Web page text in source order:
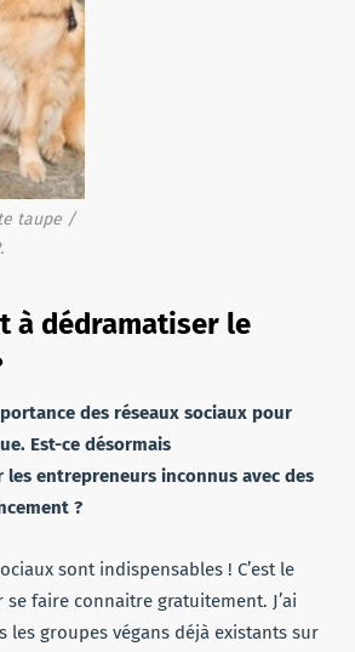
taupe /
à dédramatiser le
des réseaux sociaux pour
Est-ce désormais
entrepreneurs inconnus avec des
?
sont indispensables ! C’est le
faire connaitre gratuitement. J’ai
les groupes végans déjà existants sur